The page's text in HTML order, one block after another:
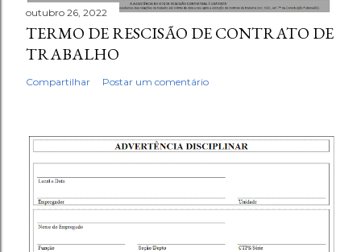
outubro 26, 2022
TERMO DE RESCISÃO DE CONTRATO DE
TRABALHO
Compartilhar Postar um comentário